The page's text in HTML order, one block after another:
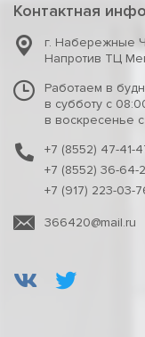
Контактная
г. Набережные
Напротив ТЦ
Работаем в
в субботу с
в воскресенье
+7 (8552) 47-41-
+7 (8552) 36-64-
+7 (917) 223-03-
366420@mail.ru